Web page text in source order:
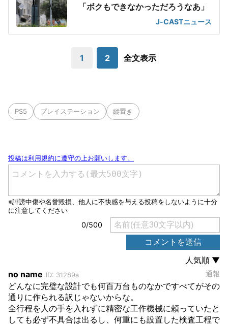
「ボクもできなかっただろうなあ」
J-CASTニュース
1 2 全文表示
PS5 プレイステーション 縦置き